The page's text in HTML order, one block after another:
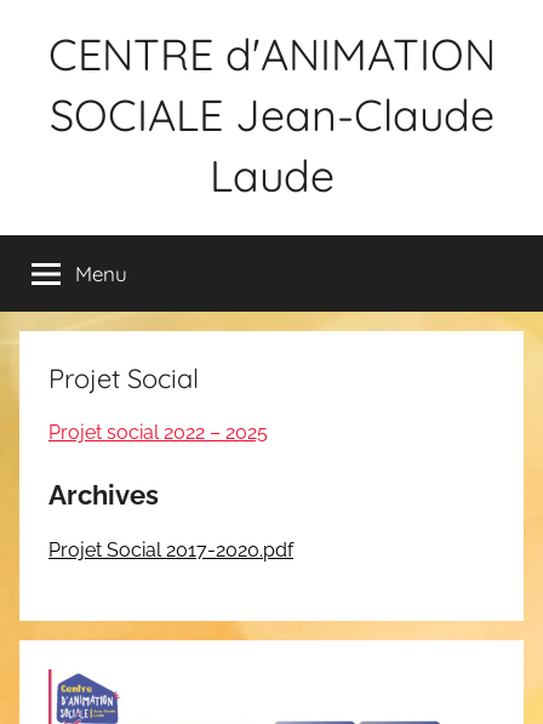
CENTRE d'ANIMATION
SOCIALE Jean-Claude
Laude
Menu
Projet Social
Projet social 2022 – 2025
Archives
Projet Social 2017-2020.pdf